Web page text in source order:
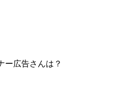
ー広告さんは？